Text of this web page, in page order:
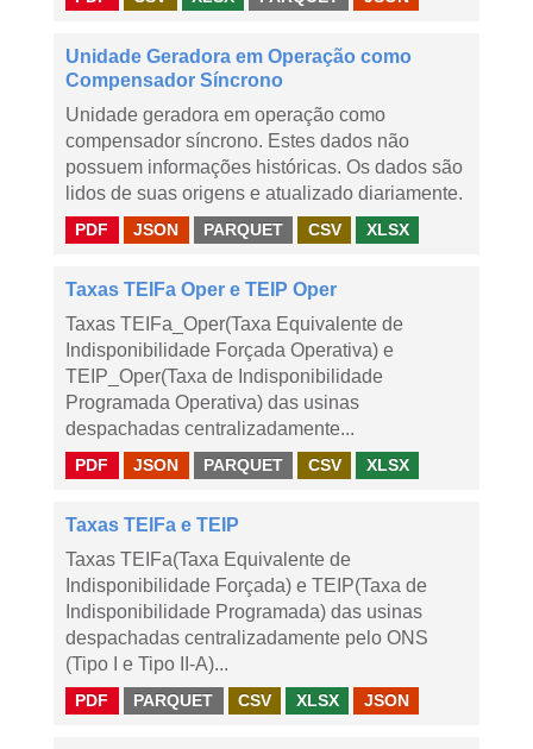
Unidade Geradora em Operação como
Compensador Síncrono
Unidade geradora em operação como
compensador síncrono. Estes dados não
possuem informações históricas. Os dados são
lidos de suas origens e atualizado diariamente.
PDF JSON PARQUET CSV XLSX
Taxas TEIFa Oper e TEIP Oper
Taxas TEIFa_Oper(Taxa Equivalente de
Indisponibilidade Forçada Operativa) e
TEIP_Oper(Taxa de Indisponibilidade
Programada Operativa) das usinas
despachadas centralizadamente...
PDF JSON PARQUET CSV XLSX
Taxas TEIFa e TEIP
Taxas TEIFa(Taxa Equivalente de
Indisponibilidade Forçada) e TEIP(Taxa de
Indisponibilidade Programada) das usinas
despachadas centralizadamente pelo ONS
(Tipo I e Tipo II-A)...
PDF PARQUET CSV XLSX JSON